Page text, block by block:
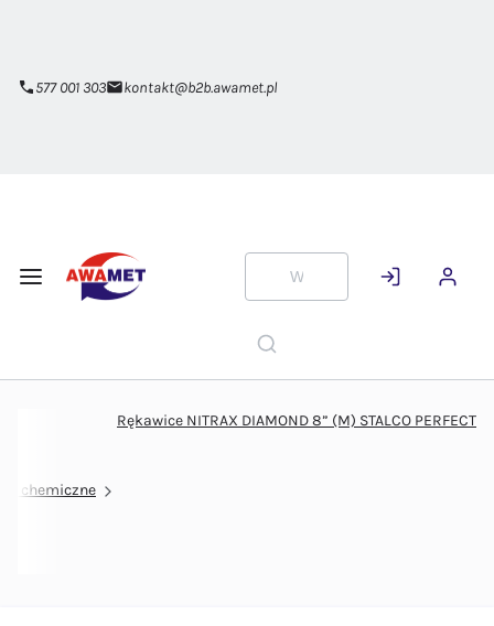
577 001 303
kontakt@b2b.awamet.pl
chemiczne
Rękawice NITRAX DIAMOND 8” (M) STALCO PERFECT